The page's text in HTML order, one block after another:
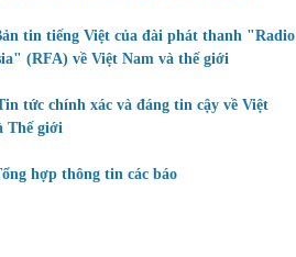
tin tiếng Việt của đài phát thanh "Radio
(RFA) về Việt Nam và thế giới
tức chính xác và đáng tin cậy về Việt
Thế giới
hợp thông tin các báo